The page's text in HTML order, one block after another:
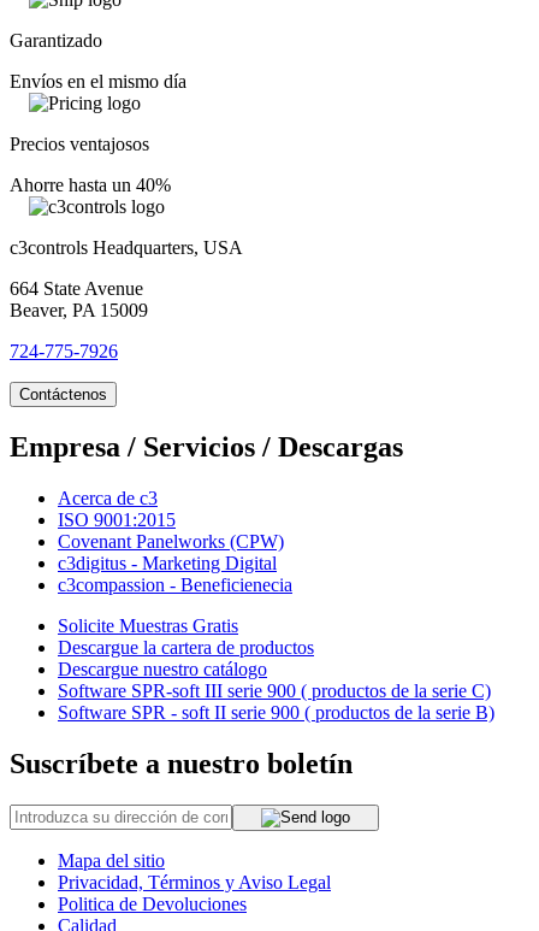
Garantizado
Envíos en el mismo día
Precios ventajosos
Ahorre hasta un 40%
c3controls Headquarters, USA
664 State Avenue
Beaver, PA 15009
724-775-7926
Contáctenos
Empresa / Servicios / Descargas
Acerca de c3
ISO 9001:2015
Covenant Panelworks (CPW)
c3digitus - Marketing Digital
c3compassion - Beneficienecia
Solicite Muestras Gratis
Descargue la cartera de productos
Descargue nuestro catálogo
Software SPR-soft III serie 900 ( productos de la serie C)
Software SPR - soft II serie 900 ( productos de la serie B)
Suscríbete a nuestro boletín
Mapa del sitio
Privacidad, Términos y Aviso Legal
Politica de Devoluciones
Calidad